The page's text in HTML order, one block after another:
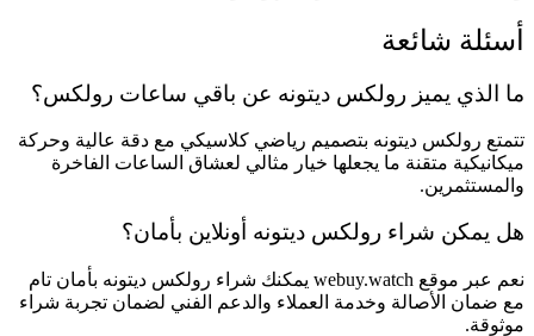
أسئلة شائعة
ما الذي يميز رولكس ديتونه عن باقي ساعات رولكس؟
تتمتع رولكس ديتونه بتصميم رياضي كلاسيكي مع دقة عالية وحركة
ميكانيكية متقنة ما يجعلها خيار مثالي لعشاق الساعات الفاخرة
والمستثمرين.
هل يمكن شراء رولكس ديتونه أونلاين بأمان؟
نعم عبر موقع webuy.watch يمكنك شراء رولكس ديتونه بأمان تام
مع ضمان الأصالة وخدمة العملاء والدعم الفني لضمان تجربة شراء
موثوقة.